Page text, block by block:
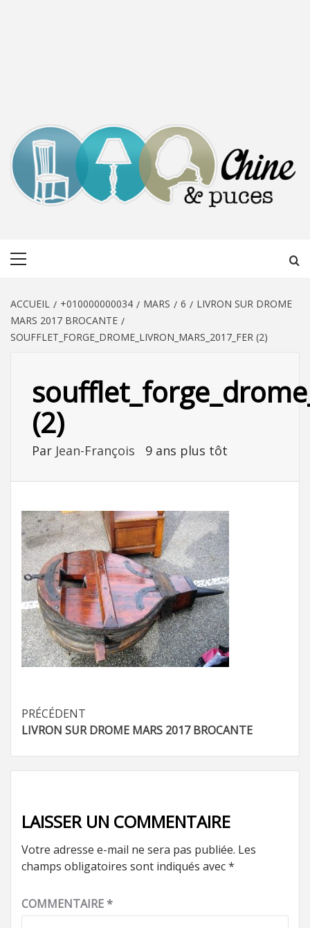
ACCUEIL +010000000034 MARS 6
LIVRON SUR DROME
MARS 2017 BROCANTE
SOUFFLET_FORGE_DROME_LIVRON_MARS_2017_FER (2)
(2)
Par Jean-François 9 ans plus tôt
Navigation
d’article
PRÉCÉDENT
LIVRON SUR DROME MARS 2017 BROCANTE
LAISSER UN COMMENTAIRE
Votre adresse e-mail ne sera pas publiée. Les
champs obligatoires sont indiqués avec*
COMMENTAIRE*